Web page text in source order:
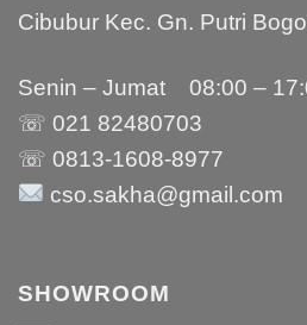
Cibubur Kec. Gn. Putri
Senin – Jumat 08:00 –
☏ 021 82480703
☏ 0813-1608-8977
cso.sakha@gmail.com
SHOWROOM